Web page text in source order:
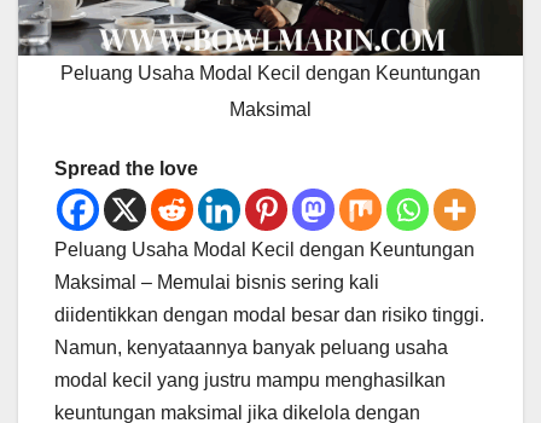
Peluang Usaha Modal Kecil dengan Keuntungan
Maksimal
Spread the love
Peluang Usaha Modal Kecil dengan Keuntungan
Maksimal – Memulai bisnis sering kali
diidentikkan dengan modal besar dan risiko tinggi.
Namun, kenyataannya banyak peluang usaha
modal kecil yang justru mampu menghasilkan
keuntungan maksimal jika dikelola dengan